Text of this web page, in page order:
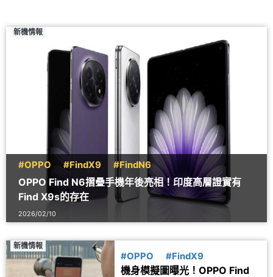
新機情報
#OPPO #FindX9 #FindN6
OPPO Find N6摺疊手機年後亮相！印度高層證實有
Find X9s的存在
2026/02/10
新機情報
#OPPO #FindX9
機身模擬圖曝光！OPPO Find